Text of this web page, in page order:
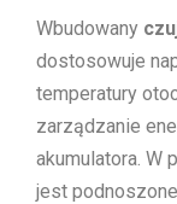
Wbudowany
dostosowuje
temperatury
zarządzanie
akumulatora. W
jest